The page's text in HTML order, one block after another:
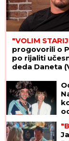
"VOLIM
progovorili o
po rijaliti
deda Daneta